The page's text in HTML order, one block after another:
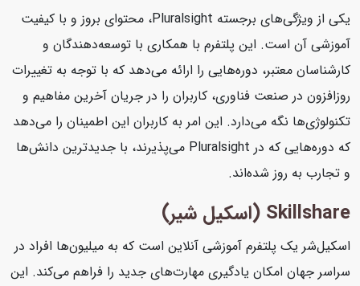
یکی از ویژگی‌های برجسته Pluralsight، محتوای بروز و با کیفیت
آموزشی آن است. این پلتفرم با همکاری با توسعه‌دهندگان و
کارشناسان معتبر، دوره‌هایی را ارائه می‌دهد که با توجه به تغییرات
روزافزون در صنعت فناوری، کاربران را در جریان آخرین مفاهیم و
تکنولوژی‌ها نگه می‌دارد. این امر به کاربران این اطمینان را می‌دهد
که دوره‌هایی که در Pluralsight می‌پذیرند، با جدیدترین دانش‌ها
و تجارب به روز شده‌اند.
Skillshare (اسکیل شیر)
اسکیل‌شر یک پلتفرم آموزشی آنلاین است که به میلیون‌ها افراد در
سراسر جهان امکان یادگیری مهارت‌های جدید را فراهم می‌کند. این